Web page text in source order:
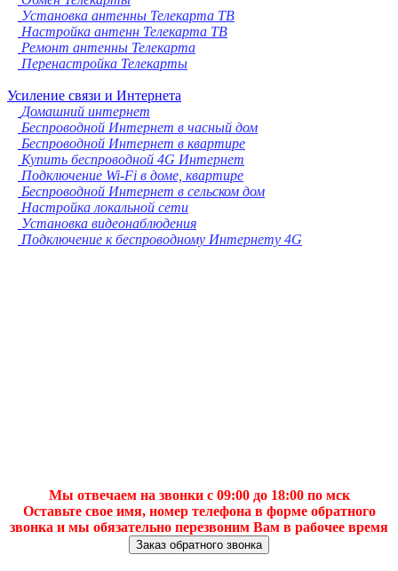
Установка антенны Телекарта ТВ
Настройка антенн Телекарта ТВ
Ремонт антенны Телекарта
Перенастройка Телекарты
Усиление связи и Интернета
Домашний интернет
Беспроводной Интернет в часный дом
Беспроводной Интернет в квартире
Купить беспроводной 4G Интернет
Подключение Wi-Fi в доме, квартире
Беспроводной Интернет в сельском дом
Настройка локальной сети
Установка видеонаблюдения
Подключение к беспроводному Интернету 4G
Мы отвечаем на звонки с 09:00 до 18:00 по мск
Оставьте свое имя, номер телефона в форме обратного
звонка и мы обязательно перезвоним Вам в рабочее время
Заказ обратного звонка